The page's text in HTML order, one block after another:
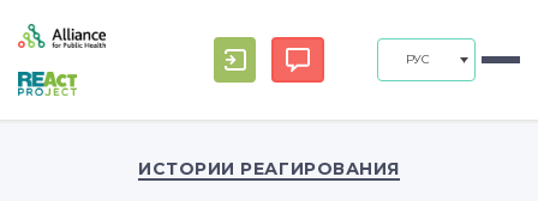
РУС
ИСТОРИИ РЕАГИРОВАНИЯ